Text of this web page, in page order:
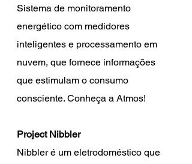
Sistema de monitoramento
energético com medidores
inteligentes e processamento em
nuvem, que fornece informações
que estimulam o consumo
consciente. Conheça a Atmos!
Project Nibbler
Nibbler é um eletrodoméstico que